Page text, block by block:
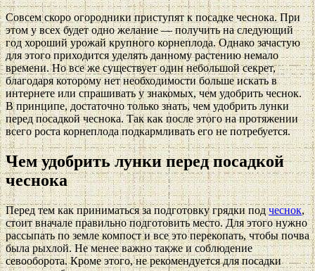
Совсем скоро огородники приступят к посадке чеснока. При
этом у всех будет одно желание — получить на следующий
год хороший урожай крупного корнеплода. Однако зачастую
для этого приходится уделять данному растению немало
времени. Но все же существует один небольшой секрет,
благодаря которому нет необходимости больше искать в
интернете или спрашивать у знакомых, чем удобрить чеснок.
В принципе, достаточно только знать, чем удобрить лунки
перед посадкой чеснока. Так как после этого на протяжении
всего роста корнеплода подкармливать его не потребуется.
Чем удобрить лунки перед посадкой
чеснока
Перед тем как приниматься за подготовку грядки подчеснок,
стоит вначале правильно подготовить место. Для этого нужно
рассыпать по земле компост и все это перекопать, чтобы почва
была рыхлой. Не менее важно также и соблюдение
севооборота. Кроме этого, не рекомендуется для посадки